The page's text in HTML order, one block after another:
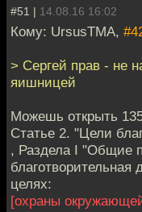
#51 | 14.08.16 16:02
Кому: UrsusTMA,
> Сергей прав - не
яишницей
Можешь открыть
Статье 2. "Цели
, Раздела I "Общие
благотворительная
целях:
[охраны